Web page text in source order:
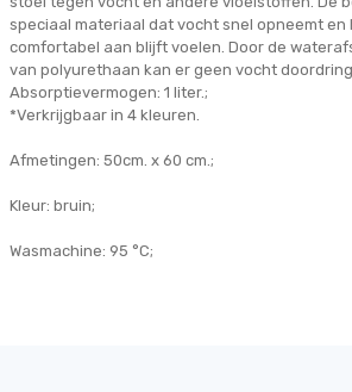
speciaal materiaal dat vocht snel opneemt en
comfortabel aan blijft voelen. Door de
van polyurethaan kan er geen vocht
Absorptievermogen: 1 liter.;
*Verkrijgbaar in 4 kleuren.
Afmetingen: 50cm. x 60 cm.;
Kleur: bruin;
Wasmachine: 95 °C;